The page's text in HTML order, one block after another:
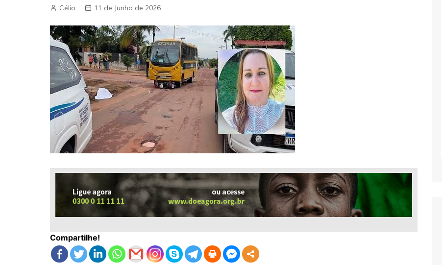
Fama e TV
Justiça
Mundo
Política
Saúde
Célio 11 de Junho de 2026
Compartilhe!